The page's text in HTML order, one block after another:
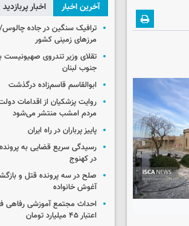
آخرین اخبار اخبار پربازدید
ترافیک سنگین در جاده چالوس/
مرزهای زمینی کشور
تقلای وزیر تندروی صهیونیست
جنوب لبنان
ابوالقاسم قاسم‌زاده درگذشت
روایت پزشکیان از اقدامات
مردم امشب منتشر می‌شود
پاییز پرباران در راه ایران
رسیدگی سریع قضایی به
در کهنوج
آغوش خانواده
احداث مجتمع آموزشی رفاهی
اعتبار ۴۵ میلیارد تومان